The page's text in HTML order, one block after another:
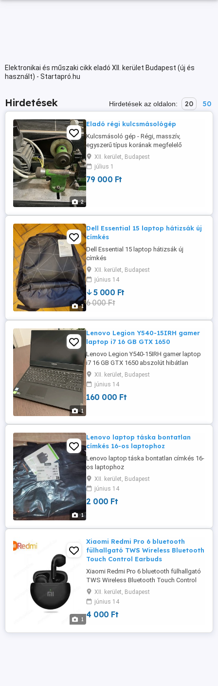
Elektronikai és műszaki cikk eladó XII. kerület Budapest (új és
használt) - Startapró.hu
Hirdetések Hirdetések az oldalon: 20 50
2
Eladó régi kulcsmásológép
Kulcsmásoló gép - Régi, masszív,
egyszerű típus korának megfelelő
állapotban eladó 79000Ft-ért. Személyes
átvétel Budapest XII. kerületben. Érd.:
06209444900 (Viber és Whatsapp is)
XII. kerület, Budapest
július 1
79 000 Ft
1
Dell Essential 15 laptop hátizsák új
címkés
Dell Essential 15 laptop hátizsák új
címkés
XII. kerület, Budapest
június 14
5 000 Ft
6 000 Ft
1
Lenovo Legion Y540-15IRH gamer
laptop i7 16 GB GTX 1650
Lenovo Legion Y540-15IRH gamer laptop
i7 16 GB GTX 1650 abszolút hibátlan
patika állapotban! az akku nemrég cserélt
pár ciklusos! aida64-el ellenőrizhető Nagy
teljesítményű gamer munkaállomás
laptop NVIDIA GeForce GTX 1650 4 GB
Full ...
XII. kerület, Budapest
június 14
160 000 Ft
1
Lenovo laptop táska bontatlan
címkés 16-os laptophoz
Lenovo laptop táska bontatlan címkés 16-
os laptophoz
XII. kerület, Budapest
június 14
2 000 Ft
1
Xiaomi Redmi Pro 6 bluetooth
fülhallgató TWS Wireless Bluetooth
Touch Control Earbuds
Xiaomi Redmi Pro 6 bluetooth fülhallgató
TWS Wireless Bluetooth Touch Control
Earbuds
XII. kerület, Budapest
június 14
4 000 Ft